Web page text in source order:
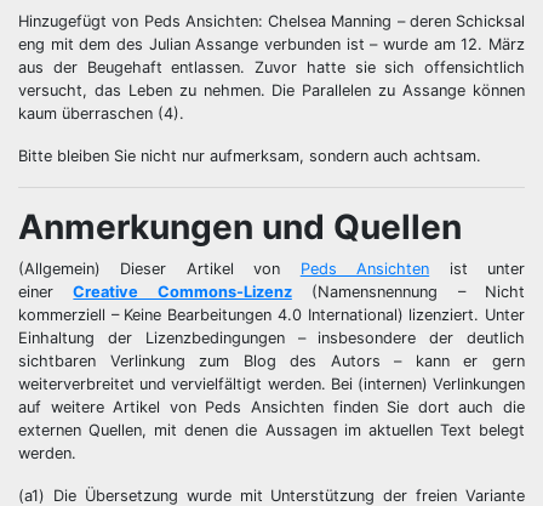
Hinzugefügt von Peds Ansichten: Chelsea Manning – deren Schicksal
eng mit dem des Julian Assange verbunden ist – wurde am 12. März
aus der Beugehaft entlassen. Zuvor hatte sie sich offensichtlich
versucht, das Leben zu nehmen. Die Parallelen zu Assange können
kaum überraschen (4).
Bitte bleiben Sie nicht nur aufmerksam, sondern auch achtsam.
Anmerkungen und Quellen
(Allgemein) Dieser Artikel von Peds Ansichten ist unter
einerCreative Commons-Lizenz(Namensnennung – Nicht
kommerziell – Keine Bearbeitungen 4.0 International) lizenziert. Unter
Einhaltung der Lizenzbedingungen – insbesondere der deutlich
sichtbaren Verlinkung zum Blog des Autors – kann er gern
weiterverbreitet und vervielfältigt werden. Bei (internen) Verlinkungen
auf weitere Artikel von Peds Ansichten finden Sie dort auch die
externen Quellen, mit denen die Aussagen im aktuellen Text belegt
werden.
(a1) Die Übersetzung wurde mit Unterstützung der freien Variante